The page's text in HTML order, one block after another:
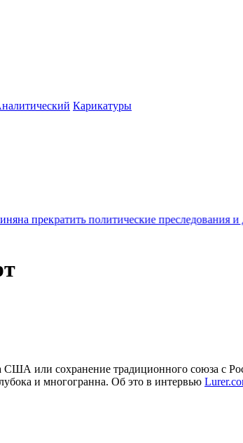
Карикатуры
политические преследования и давление
или сохранение традиционного союза с
и многогранна. Об это в интервью